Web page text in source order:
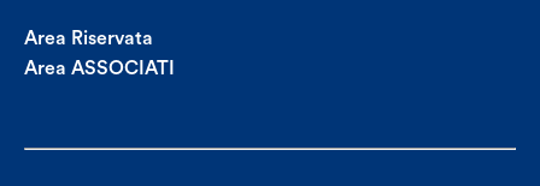
Area Riservata
Area ASSOCIATI